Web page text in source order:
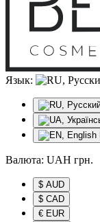
Язык:
Валюта: UAH грн.
$ AUD
$ CAD
€ EUR